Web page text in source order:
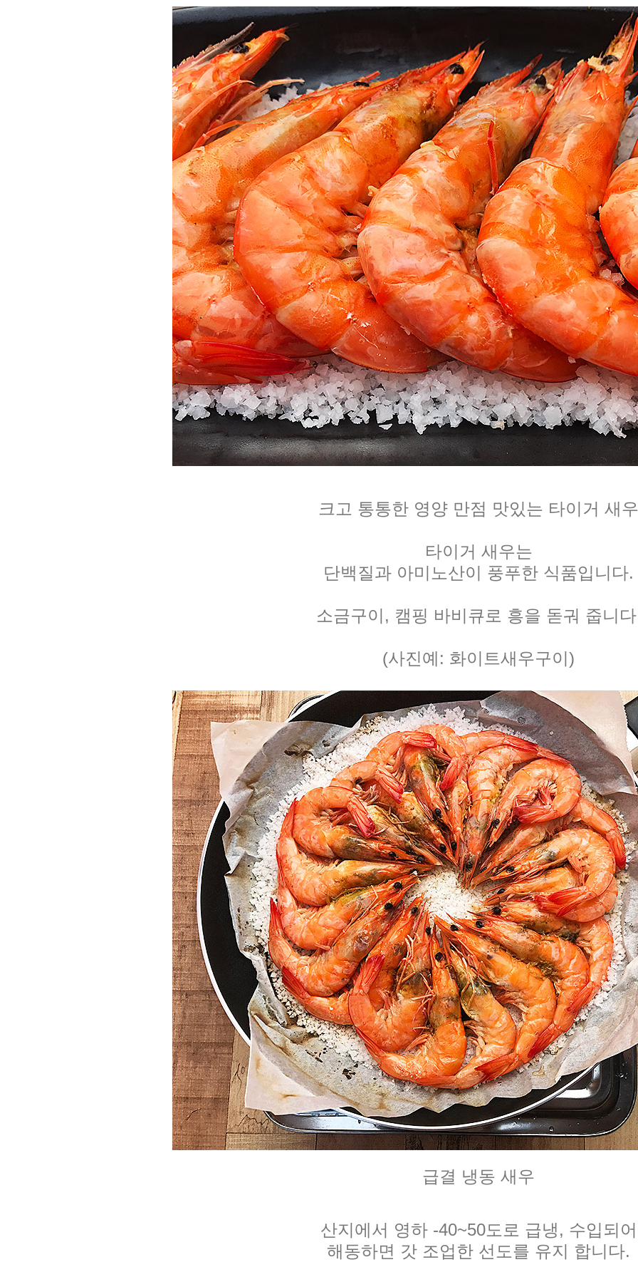
크고 통통한 영양 만점 맛있는 타이거 새우
타이거 새우는
단백질과 아미노산이 풍푸한 식품입니다.
소금구이, 캠핑 바비큐로 흥을 돋궈 줍니
(사진예: 화이트새우구이)
급결 냉동 새우
산지에서 영하 -40~50도로 급냉, 수입되어
해동하면 갓 조업한 선도를 유지 합니다.